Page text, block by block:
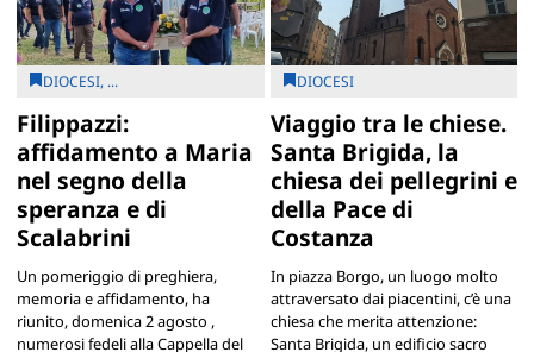
DIOCESI, ...
Filippazzi:
affidamento a Maria
nel segno della
speranza e di
Scalabrini
Un pomeriggio di preghiera,
memoria e affidamento, ha
riunito, domenica 2 agosto ,
numerosi fedeli alla Cappella del
DIOCESI
Viaggio tra le chiese.
Santa Brigida, la
chiesa dei pellegrini e
della Pace di
Costanza
In piazza Borgo, un luogo molto
attraversato dai piacentini, c’è una
chiesa che merita attenzione:
Santa Brigida, un edificio sacro